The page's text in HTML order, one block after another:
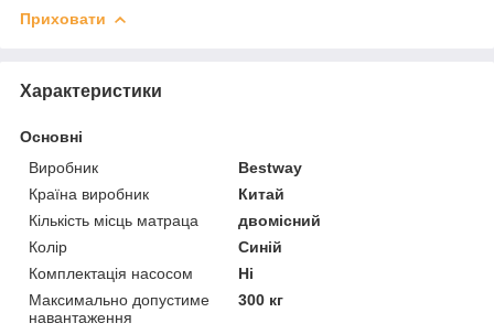
Приховати
Характеристики
Основні
Виробник
Bestway
Країна виробник
Китай
Кількість місць матраца
двомісний
Колір
Синій
Комплектація насосом
Ні
Максимально допустиме
навантаження
300 кг